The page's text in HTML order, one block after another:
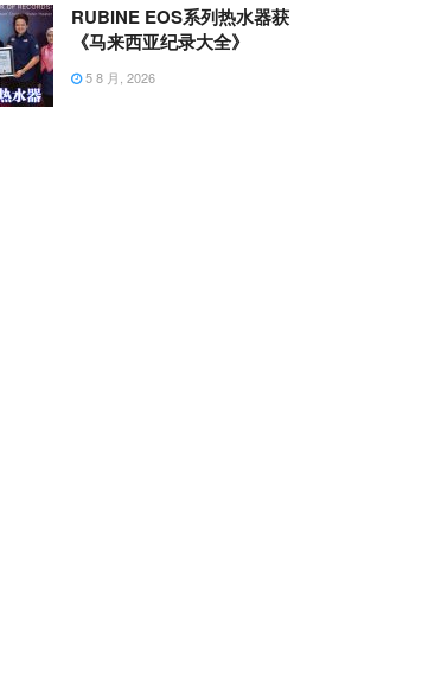
RUBINE EOS系列热水器获
《马来西亚纪录大全》
5 8 月, 2026